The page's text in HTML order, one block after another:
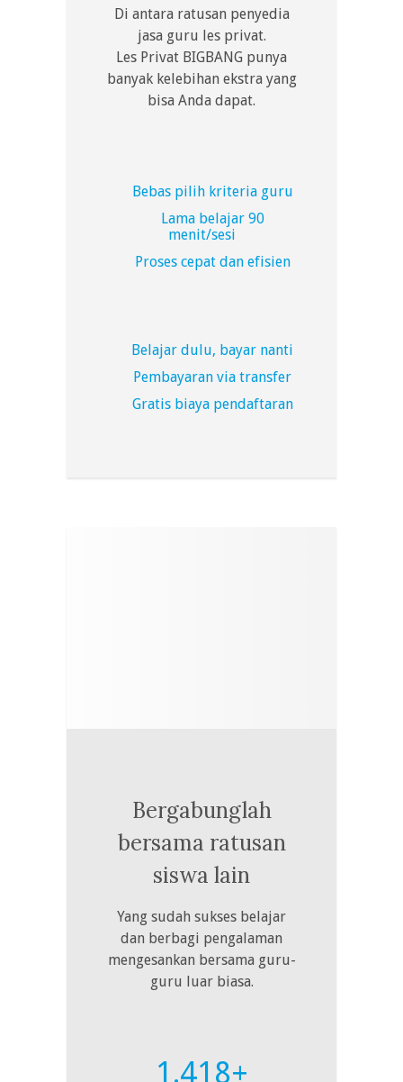
Di antara ratusan penyedia
jasa guru les privat.
Les Privat BIGBANG punya
banyak kelebihan ekstra yang
bisa Anda dapat.
Bebas pilih kriteria guru
Lama belajar 90
menit/sesi
Proses cepat dan efisien
Belajar dulu, bayar nanti
Pembayaran via transfer
Gratis biaya pendaftaran
Bergabunglah
bersama ratusan
siswa lain
Yang sudah sukses belajar
dan berbagi pengalaman
mengesankan bersama guru-
guru luar biasa.
1.418+